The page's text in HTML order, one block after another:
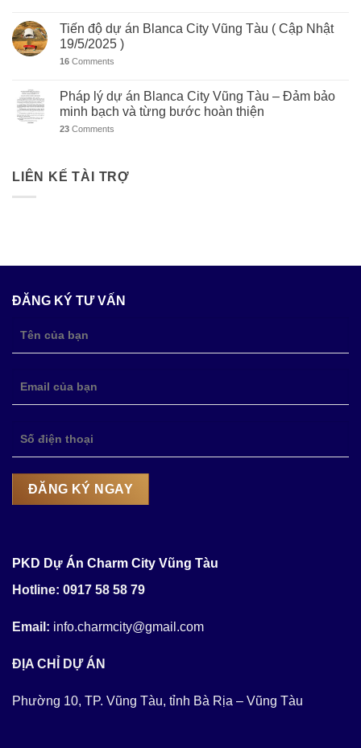
Tiến độ dự án Blanca City Vũng Tàu ( Cập Nhật
19/5/2025 )
16 Comments
Pháp lý dự án Blanca City Vũng Tàu – Đảm bảo
minh bạch và từng bước hoàn thiện
23 Comments
LIÊN KẾ TÀI TRỢ
ĐĂNG KÝ TƯ VẤN
PKD Dự Án Charm City Vũng Tàu
Hotline: 0917 58 58 79
Email: info.charmcity@gmail.com
ĐỊA CHỈ DỰ ÁN
Phường 10, TP. Vũng Tàu, tỉnh Bà Rịa – Vũng Tàu